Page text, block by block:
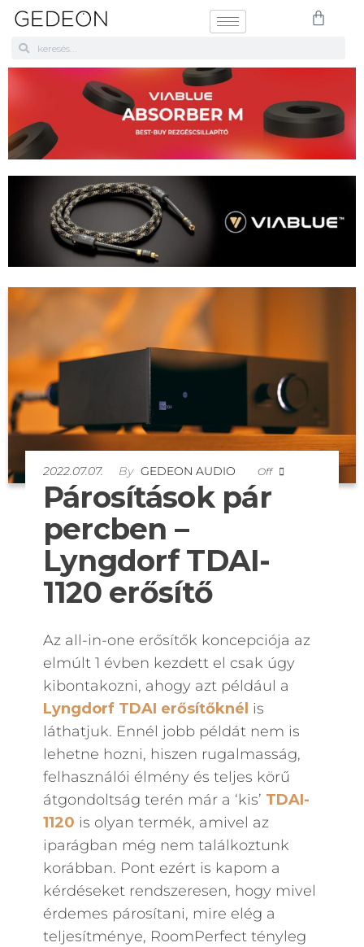
2022.07.07. By GEDEON AUDIO Off
Párosítások pár
percben –
Lyngdorf TDAI-
1120 erősítő
Az all-in-one erősítők koncepciója az
elmúlt 1 évben kezdett el csak úgy
kibontakozni, ahogy azt például a
Lyngdorf TDAI erősítőknél is
láthatjuk. Ennél jobb példát nem is
lehetne hozni, hiszen rugalmasság,
felhasználói élmény és teljes körű
átgondoltság terén már a ‘kis’ TDAI-
1120 is olyan termék, amivel az
iparágban még nem találkoztunk
korábban. Pont ezért is kapom a
kérdéseket rendszeresen, hogy mivel
érdemes párosítani, mire elég a
teljesítménye, RoomPerfect tényleg